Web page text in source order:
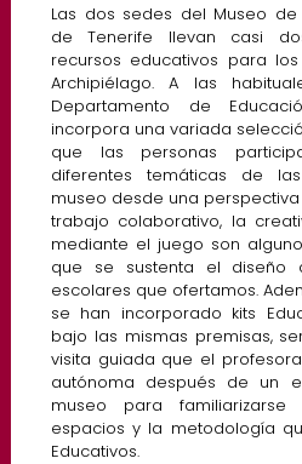
Las dos sedes del Museo
de Tenerife llevan casi
recursos educativos para
Archipiélago. A las
Departamento de
incorpora una variada
que las personas
diferentes temáticas de
museo desde una
trabajo colaborativo, la
mediante el juego son
que se sustenta el diseño
escolares que ofertamos.
se han incorporado kits
bajo las mismas premisas,
visita guiada que el
autónoma después de un
museo para
espacios y la metodología
Educativos.